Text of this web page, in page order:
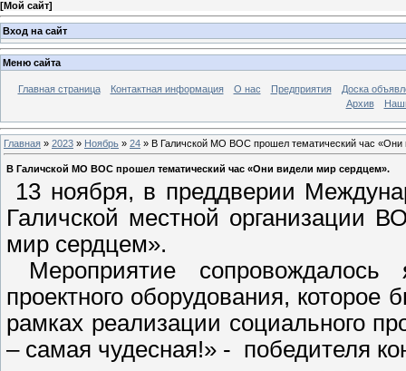
[Мой сайт]
Вход на сайт
Меню сайта
Главная страница Контактная информация О нас Предприятия
Доска
Архив
Главная » 2023 » Ноябрь » 24 » В Галичской МО ВОС прошел тематический час «Они
В Галичской МО ВОС прошел тематический час «Они видели мир сердцем».
13 ноября, в преддверии
Галичской местной организации
мир сердцем».
Мероприятие сопровождалось
проектного оборудования,
рамках реализации социального
– самая чудесная!» - победителя